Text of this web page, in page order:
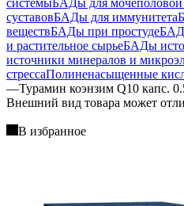
суставовБАДы для иммунитета
веществБАДы при простуде
и растительное сырьеБАДы
источники минералов и
стрессаПолиненасыщенные
—Турамин коэнзим Q10 капс.
Bнешний вид товара может
В избранное